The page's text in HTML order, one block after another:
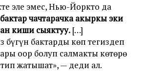
эле эмес, Нью-Йоркто да
чачтарачка акыркы эки
киши сыяктуу. […]
бүгүн бактарды көп тегиздеп
оор болуп салмакты көтөрө
жатышат», — деди ал.